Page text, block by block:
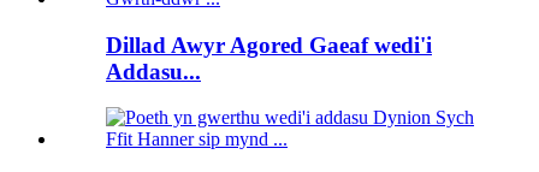
Dillad Awyr Agored Gaeaf wedi'i
Addasu...